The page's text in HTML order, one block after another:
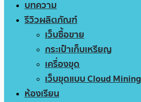
บทความ
รีวิวผลิตภัณฑ์
เว็บซื้อขาย
กระเป๋าเก็บเหรียญ
เครื่องขุด
เว็บขุดแบบ Cloud Mining
ห้องเรียน